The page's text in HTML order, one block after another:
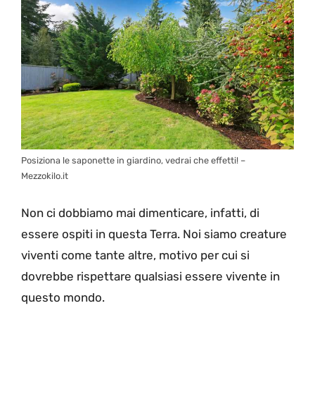
Posiziona le saponette in giardino, vedrai che effetti! –
Mezzokilo.it
Non ci dobbiamo mai dimenticare, infatti, di
essere ospiti in questa Terra. Noi siamo creature
viventi come tante altre, motivo per cui si
dovrebbe rispettare qualsiasi essere vivente in
questo mondo.